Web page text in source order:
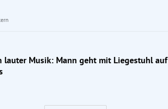
lauter Musik: Mann geht mit Liegestuhl auf